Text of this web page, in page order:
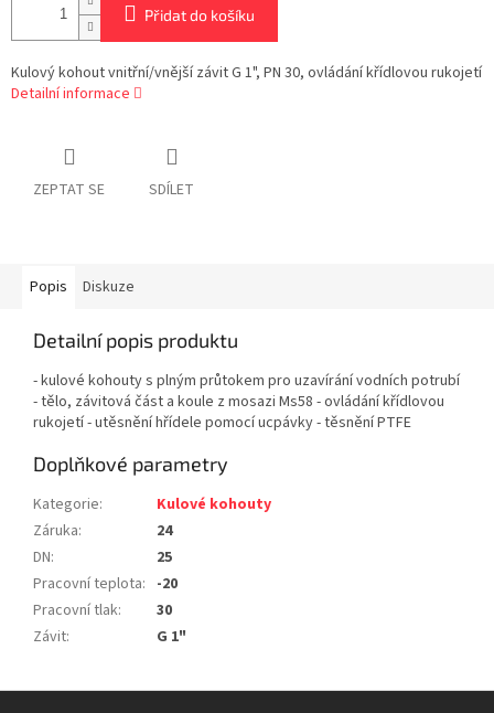
Přidat do košíku
Kulový kohout vnitřní/vnější závit G 1", PN 30, ovládání křídlovou rukojetí
Detailní informace
ZEPTAT SE SDÍLET
Popis Diskuze
Detailní popis produktu
- kulové kohouty s plným průtokem pro uzavírání vodních potrubí
- tělo, závitová část a koule z mosazi Ms58 - ovládání křídlovou
rukojetí - utěsnění hřídele pomocí ucpávky - těsnění PTFE
Doplňkové parametry
Kategorie:
Kulové kohouty
Záruka:
24
DN:
25
Pracovní teplota: -20
Pracovní tlak:
30
Závit: G 1"